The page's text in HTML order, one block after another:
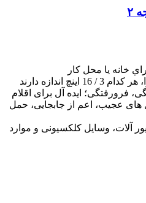
۲
خانه يا محل کار
اندازه دارند
فرورفتگی؛ ايده آل برای اقلام
های عجيب، اعم از جابجايی، حمل
آلات، وسایل کلکسیونی و موارد